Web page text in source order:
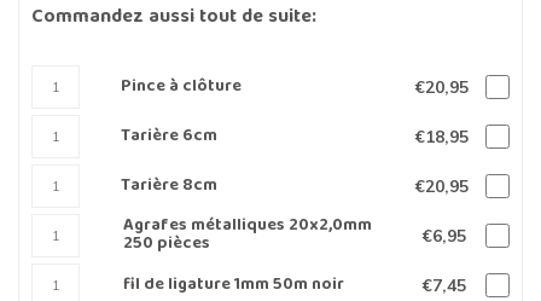
Commandez aussi tout de suite:
Pince à clôture €20,95
Tarière 6cm €18,95
Tarière 8cm €20,95
Agrafes métalliques 20x2,0mm
250 pièces €6,95
fil de ligature 1mm 50m noir €7,45